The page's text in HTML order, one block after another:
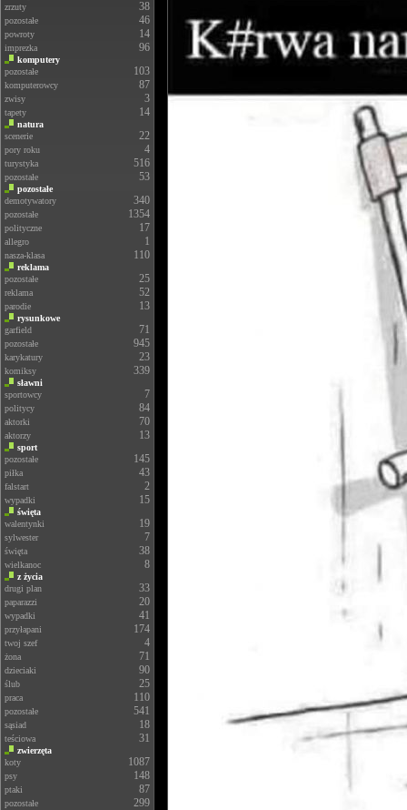
zrzuty
38
pozostałe 46
powroty 14
imprezka 96
komputery
pozostałe
103
komputerowcy 87
zwisy 3
tapety 14
natura
scenerie
22
pory roku 4
turystyka 516
pozostałe 53
pozostałe
demotywatory
340
pozostałe 1354
polityczne 17
allegro 1
nasza-klasa 110
reklama
pozostałe
25
reklama 52
parodie 13
rysunkowe
garfield
71
pozostałe 945
karykatury 23
komiksy 339
sławni
sportowcy
7
politycy 84
aktorki 70
aktorzy 13
sport
pozostałe
145
piłka 43
falstart 2
wypadki 15
święta
walentynki
19
sylwester 7
święta 38
wielkanoc 8
z życia
drugi plan
33
paparazzi 20
wypadki 41
przyłapani 174
twoj szef 4
żona 71
dzieciaki 90
ślub 25
praca 110
pozostałe 541
sąsiad 18
teściowa 31
zwierzęta
koty
1087
psy 148
ptaki 87
pozostałe 299